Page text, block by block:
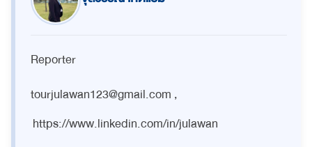
Reporter
tourjulawan123@gmail.com ,
https://www.linkedin.com/in/julawan